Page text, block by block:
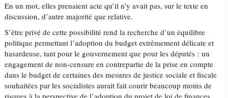
En un mot, elles prenaient acte qu’il n'y avait pas, sur le texte en
discussion, d’autre majorité que relative.
S’être privé de cette possibilité rend la recherche d’un équilibre
politique permettant l’adoption du budget extrêmement délicate et
hasardeuse, tant pour le gouvernement que pour les députés : un
engagement de non-censure en contrepartie de la prise en compte
dans le budget de certaines des mesures de justice sociale et fiscale
souhaitées par les socialistes aurait fait courir beaucoup moins de
risques à la perspective de l’adoption du projet de loi de finances